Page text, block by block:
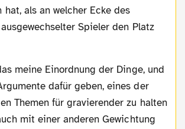
hat, als an welcher Ecke des
Spieler den Platz
dafür geben, eines der
Themen für gravierender zu halten
mit einer anderen Gewichtung